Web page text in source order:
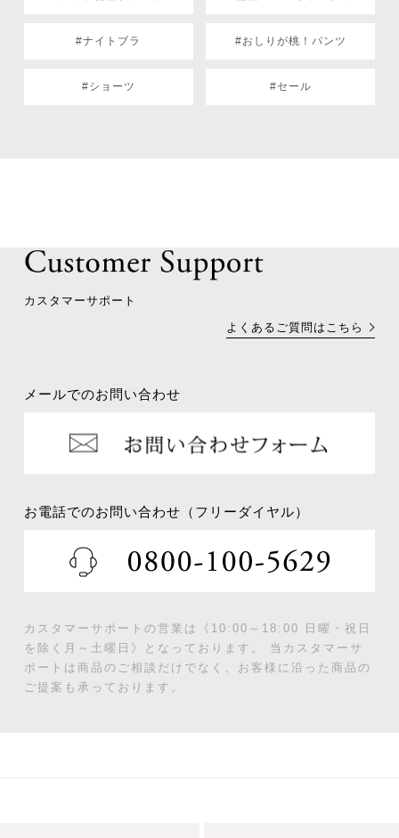
#ナイトブラ #おしりが桃！パンツ
#ショーツ #セール
カスタマーサポート
よくあるご質問はこちら
メールでのお問い合わせ
お電話でのお問い合わせ（フリーダイヤル）
カスタマーサポートの営業は《10:00～18:00 日曜・祝日
を除く月～土曜日》となっております。
当カスタマーサ
ポートは商品のご相談だけでなく、お客様に沿った商品の
ご提案も承っております。